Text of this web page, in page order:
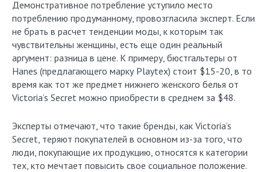
Демонстративное потребление уступило место
потреблению продуманному, провозгласила эксперт. Если
не брать в расчет тенденции моды, к которым так
чувствительны женщины, есть еще один реальный
аргумент: разница в цене. К примеру, бюстгальтеры от
Hanes (предлагающего марку Playtex) стоит $15-20, в то
время как тот же предмет нижнего женского белья от
Victoria’s Secret можно приобрести в среднем за $48.
Эксперты отмечают, что такие бренды, как Victoria’s
Secret, теряют покупателей в основном из-за того, что
люди, покупающие их продукцию, относятся к категории
тех, кто мечтает повысить свое социальное положение.